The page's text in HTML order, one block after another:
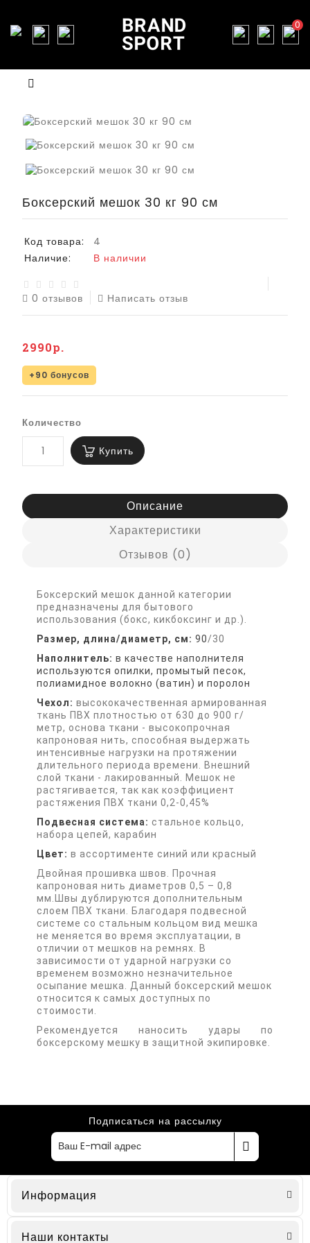
0
Боксерский мешок 30 кг 90 см
Код товара:
4
Наличие:
В наличии
0 отзывов Написать отзыв
2990р.
+90 бонусов
Количество
Купить
Описание
Характеристики
Отзывов (0)
Боксерский мешок данной категории
предназначены для бытового
использования (бокс, кикбоксинг и др.).
Размер, длина/диаметр, см:90/30
Наполнитель:в качестве наполнителя
используются опилки, промытый песок,
полиамидное волокно (ватин) и поролон
Чехол: высококачественная армированная
ткань ПВХ плотностью от 630 до 900 г/
метр, основа ткани - высокопрочная
капроновая нить, способная выдержать
интенсивные нагрузки на протяжении
длительного периода времени. Внешний
слой ткани - лакированный. Мешок не
растягивается, так как коэффициент
растяжения ПВХ ткани 0,2-0,45%
Подвесная система: стальное кольцо,
набора цепей, карабин
Цвет:в ассортименте синий или красный
Двойная прошивка швов. Прочная
капроновая нить диаметров 0,5 – 0,8
мм.Швы дублируются дополнительным
слоем ПВХ ткани. Благодаря подвесной
системе со стальным кольцом вид мешка
не меняется во время эксплуатации, в
отличии от мешков на ремнях. В
зависимости от ударной нагрузки со
временем возможно незначительное
осыпание мешка. Данный боксерский мешок
относится к самых доступных по
стоимости.
Рекомендуется наносить удары по
боксерскому мешку в защитной экипировке.
Подписаться на рассылку
Информация
Наши контакты